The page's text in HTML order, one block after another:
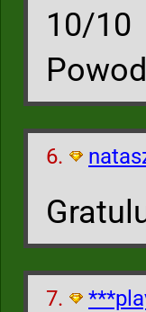
10/10
6.
7.